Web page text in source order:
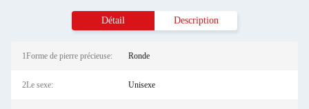
Détail Description
1Forme de pierre précieuse: Ronde
2Le sexe: Unisexe